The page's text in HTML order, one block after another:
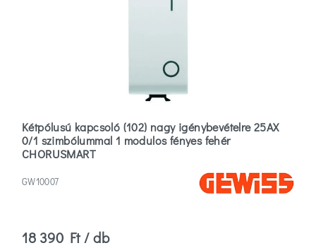
Kétpólusú kapcsoló (102) nagy igénybevételre 25AX
0/1 szimbólummal 1 modulos fényes fehér
CHORUSMART
GW10007
18 390 Ft / db